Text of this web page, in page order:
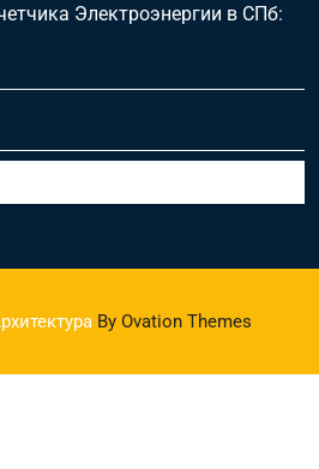
Электроэнергии в СПб:
By Ovation Themes